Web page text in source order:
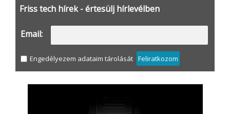
Friss tech hírek - értesülj hírlevélben
Email:
Engedélyezem adataim tárolását Feliratkozom